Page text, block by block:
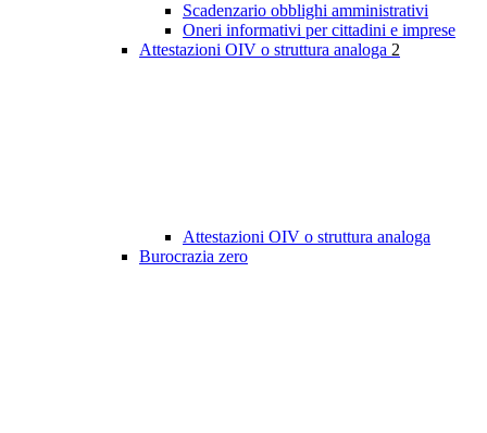
Scadenzario obblighi amministrativi
Oneri informativi per cittadini e imprese
Attestazioni OIV o struttura analoga 2
Attestazioni OIV o struttura analoga
Burocrazia zero